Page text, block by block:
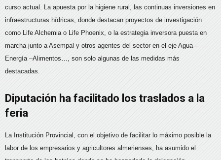
curso actual. La apuesta por la higiene rural, las continuas inversiones en
infraestructuras hídricas, donde destacan proyectos de investigación
como Life Alchemia o Life Phoenix, o la estrategia inversora puesta en
marcha junto a Asempal y otros agentes del sector en el eje Agua –
Energía –Alimentos…, son solo algunas de las medidas más
destacadas.
Diputación ha facilitado los traslados a la
feria
La Institución Provincial, con el objetivo de facilitar lo máximo posible la
labor de los empresarios y agricultores almerienses, ha asumido el